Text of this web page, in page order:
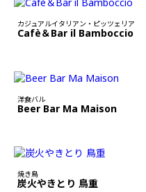
カジュアルイタリアン・ピッツェリア
Cafè＆Bar il Bamboccio
洋食バル
Beer Bar Ma Maison
焼き鳥
炭火やきとり 鳥重